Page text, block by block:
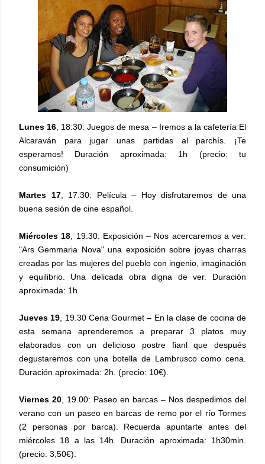
Lunes 16 , 18:30: Juegos de mesa – Iremos a la cafetería El
Alcaraván para jugar unas partidas al parchís. ¡Te
esperamos! Duración aproximada: 1h (precio: tu
consumición)
Martes 17, 17.30: Película – Hoy disfrutaremos de una
buena sesión de cine español.
Miércoles 18 , 19.30: Exposición – Nos acercaremos a ver:
"Ars Gemmaria Nova" una exposición sobre joyas charras
creadas por las mujeres del pueblo con ingenio, imaginación
y equilibrio. Una delicada obra digna de ver. Duración
aproximada: 1h.
Jueves 19 , 19.30 Cena Gourmet – En la clase de cocina de
esta semana aprenderemos a preparar 3 platos muy
elaborados con un delicioso postre fianl que después
degustaremos con una botella de Lambrusco como cena.
Duración aproximada: 2h. (precio: 10€).
Viernes 20 , 19.00: Paseo en barcas – Nos despedimos del
verano con un paseo en barcas de remo por el río Tormes
(2 personas por barca). Recuerda apuntarte antes del
miércoles 18 a las 14h. Duración aproximada: 1h30min.
(precio: 3,50€).